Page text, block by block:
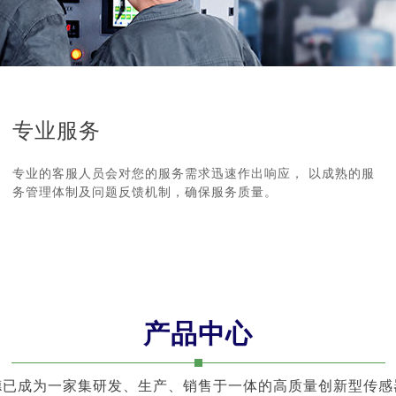
专业服务
专业的客服人员会对您的服务需求迅速作出响应， 以成熟的服
务管理体制及问题反馈机制，确保服务质量。
产品中心
成为一家集研发、生产、销售于一体的高质量创新型传